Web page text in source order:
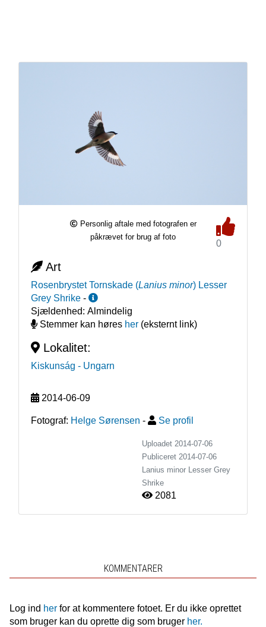
Personlig aftale med fotografen er
påkrævet for brug af foto
0
Art
Rosenbrystet Tornskade (Lanius minor) Lesser
Grey Shrike -
Sjældenhed: Almindelig
Stemmer kan høres her(eksternt link)
Lokalitet:
Kiskunság - Ungarn
2014-06-09
Fotograf: Helge Sørensen - Se profil
Uploadet 2014-07-06
Publiceret 2014-07-06
Lanius minor Lesser Grey
Shrike
2081
KOMMENTARER
Log ind herfor at kommentere fotoet. Er du ikke oprettet
som bruger kan du oprette dig som bruger her.